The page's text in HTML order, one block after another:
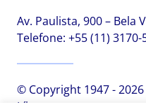
Av. Paulista, 900 – Bela
Telefone: +55 (11) 3170-
© Copyright 1947 -